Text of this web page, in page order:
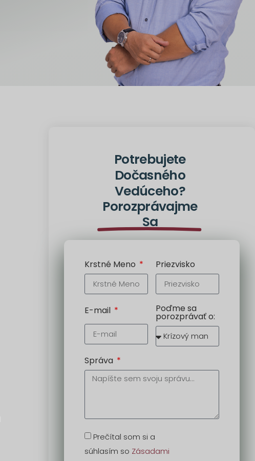
Potrebujete
Dočasného
Vedúceho?
Porozprávajme
Sa
Krstné Meno Priezvisko
E-mail Poďme sa
porozprávať o:
Správa
Prečítal som si a
súhlasím so Zásadami